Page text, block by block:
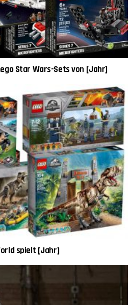
Star Wars-Sets von [Jahr]
spielt [Jahr]